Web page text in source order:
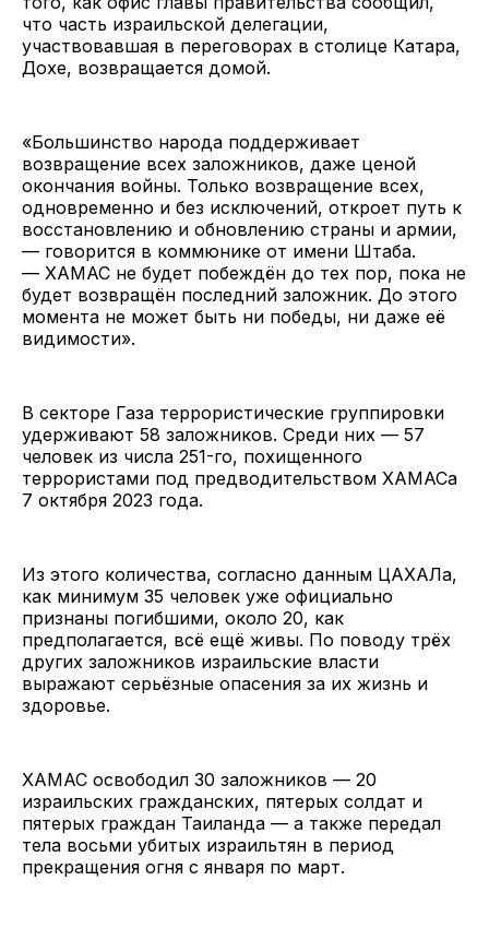
что часть израильской делегации,
участвовавшая в переговорах в столице Катара,
Дохе, возвращается домой.
«Большинство народа поддерживает
возвращение всех заложников, даже ценой
окончания войны. Только возвращение всех,
одновременно и без исключений, откроет путь к
восстановлению и обновлению страны и армии,
— говорится в коммюнике от имени Штаба.
— ХАМАС не будет побеждён до тех пор, пока не
будет возвращён последний заложник. До этого
момента не может быть ни победы, ни даже её
видимости».
В секторе Газа террористические группировки
удерживают 58 заложников. Среди них — 57
человек из числа 251-го, похищенного
террористами под предводительством ХАМАСа
7 октября 2023 года.
Из этого количества, согласно данным ЦАХАЛа,
как минимум 35 человек уже официально
признаны погибшими, около 20, как
предполагается, всё ещё живы. По поводу трёх
других заложников израильские власти
выражают серьёзные опасения за их жизнь и
здоровье.
ХАМАС освободил 30 заложников — 20
израильских гражданских, пятерых солдат и
пятерых граждан Таиланда — а также передал
тела восьми убитых израильтян в период
прекращения огня с января по март.